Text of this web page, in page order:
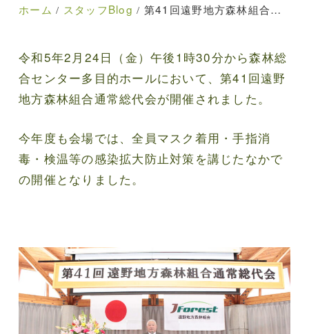
ホーム スタッフBlog 第41回遠野地方森林組合通常総代会
令和5年2月24日（金）午後1時30分から森林総
合センター多目的ホールにおいて、第41回遠野
地方森林組合通常総代会が開催されました。
今年度も会場では、全員マスク着用・手指消
毒・検温等の感染拡大防止対策を講じたなかで
の開催となりました。